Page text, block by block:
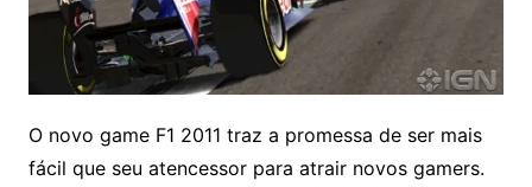
O novo game F1 2011 traz a promessa de ser mais
fácil que seu atencessor para atrair novos gamers.